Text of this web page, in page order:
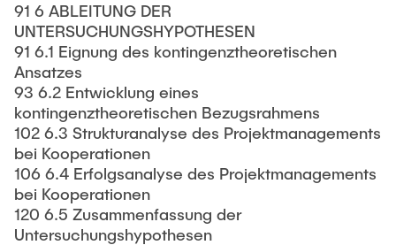
91 6 ABLEITUNG DER
UNTERSUCHUNGSHYPOTHESEN
91 6.1 Eignung des kontingenztheoretischen
Ansatzes
93 6.2 Entwicklung eines
kontingenztheoretischen Bezugsrahmens
102 6.3 Strukturanalyse des Projektmanagements
bei Kooperationen
106 6.4 Erfolgsanalyse des Projektmanagements
bei Kooperationen
120 6.5 Zusammenfassung der
Untersuchungshypothesen